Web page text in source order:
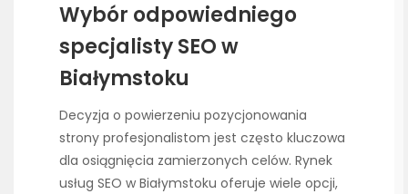
Wybór odpowiedniego
specjalisty SEO w
Białymstoku
Decyzja o powierzeniu pozycjonowania
strony profesjonalistom jest często kluczowa
dla osiągnięcia zamierzonych celów. Rynek
usług SEO w Białymstoku oferuje wiele opcji,